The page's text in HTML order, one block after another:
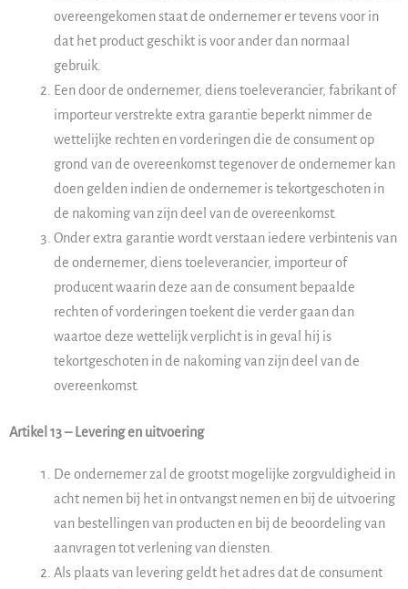
overeengekomen staat de ondernemer er tevens voor in
dat het product geschikt is voor ander dan normaal
gebruik.
Een door de ondernemer, diens toeleverancier, fabrikant of
importeur verstrekte extra garantie beperkt nimmer de
wettelijke rechten en vorderingen die de consument op
grond van de overeenkomst tegenover de ondernemer kan
doen gelden indien de ondernemer is tekortgeschoten in
de nakoming van zijn deel van de overeenkomst.
Onder extra garantie wordt verstaan iedere verbintenis van
de ondernemer, diens toeleverancier, importeur of
producent waarin deze aan de consument bepaalde
rechten of vorderingen toekent die verder gaan dan
waartoe deze wettelijk verplicht is in geval hij is
tekortgeschoten in de nakoming van zijn deel van de
overeenkomst.
Artikel 13 – Levering en uitvoering
De ondernemer zal de grootst mogelijke zorgvuldigheid in
acht nemen bij het in ontvangst nemen en bij de uitvoering
van bestellingen van producten en bij de beoordeling van
aanvragen tot verlening van diensten.
Als plaats van levering geldt het adres dat de consument